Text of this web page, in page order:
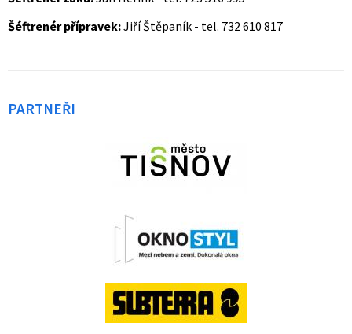
Šéftrenér přípravek:Jiří Štěpaník - tel. 732 610 817
PARTNEŘI